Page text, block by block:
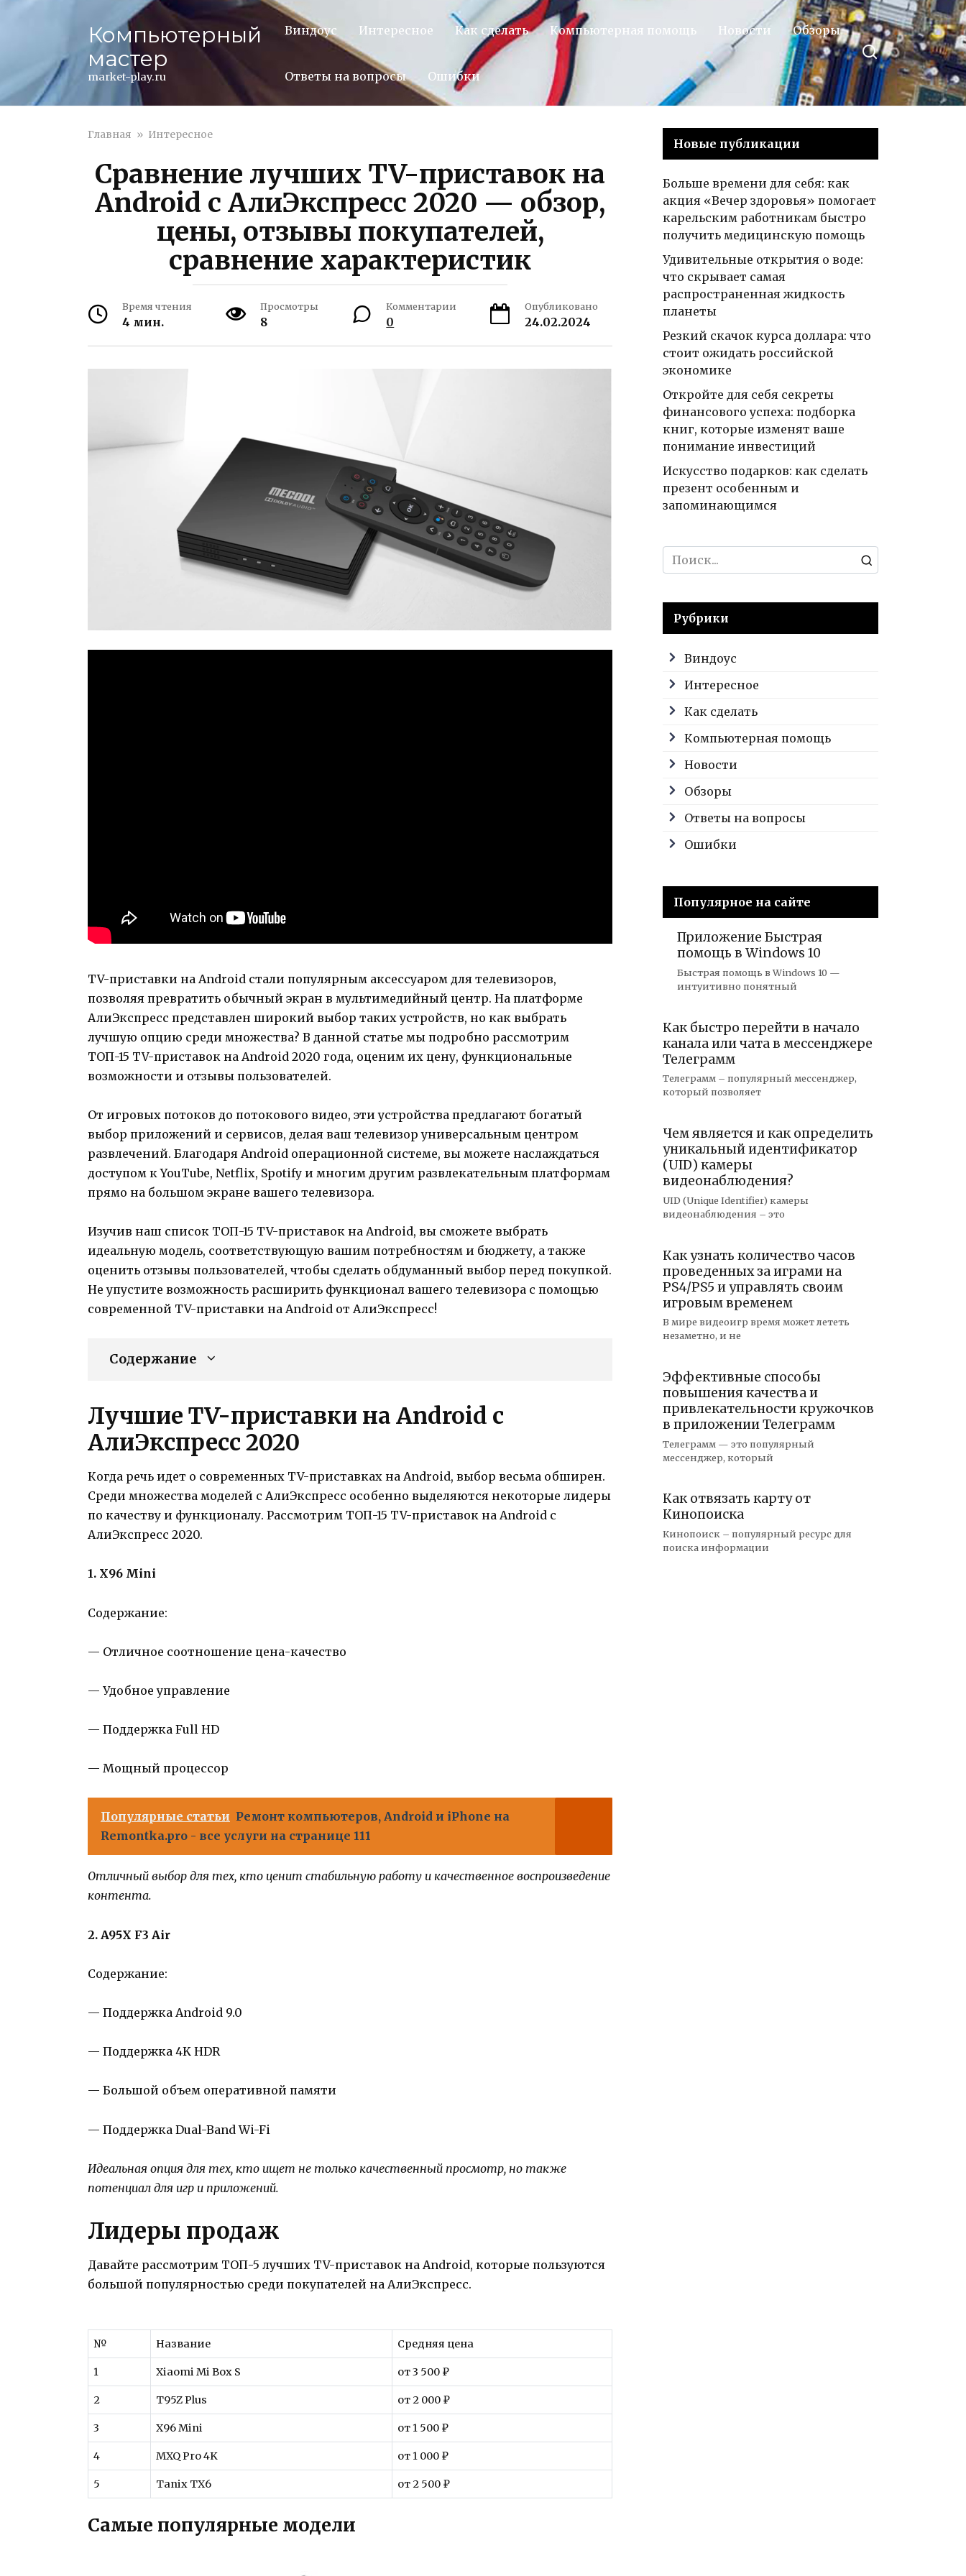
Компьютерный
мастер
market-play.ru
Виндоус Интересное Как сделать Компьютерная помощь Новости Обзоры
Ответы на вопросы Ошибки
Главная » Интересное
Сравнение лучших TV-приставок на
Android с АлиЭкспресс 2020 — обзор,
цены, отзывы покупателей,
сравнение характеристик
Время чтения
4 мин.
Просмотры
8
Комментарии
0
Опубликовано
24.02.2024
TV-приставки на Android стали популярным аксессуаром для телевизоров,
позволяя превратить обычный экран в мультимедийный центр. На платформе
АлиЭкспресс представлен широкий выбор таких устройств, но как выбрать
лучшую опцию среди множества? В данной статье мы подробно рассмотрим
ТОП-15 TV-приставок на Android 2020 года, оценим их цену, функциональные
возможности и отзывы пользователей.
От игровых потоков до потокового видео, эти устройства предлагают богатый
выбор приложений и сервисов, делая ваш телевизор универсальным центром
развлечений. Благодаря Android операционной системе, вы можете наслаждаться
доступом к YouTube, Netflix, Spotify и многим другим развлекательным платформам
прямо на большом экране вашего телевизора.
Изучив наш список ТОП-15 TV-приставок на Android, вы сможете выбрать
идеальную модель, соответствующую вашим потребностям и бюджету, а также
оценить отзывы пользователей, чтобы сделать обдуманный выбор перед покупкой.
Не упустите возможность расширить функционал вашего телевизора с помощью
современной TV-приставки на Android от АлиЭкспресс!
Содержание
Лучшие TV-приставки на Android с
АлиЭкспресс 2020
Когда речь идет о современных TV-приставках на Android, выбор весьма обширен.
Среди множества моделей с АлиЭкспресс особенно выделяются некоторые лидеры
по качеству и функционалу. Рассмотрим ТОП-15 TV-приставок на Android с
АлиЭкспресс 2020.
1. X96 Mini
Содержание:
— Отличное соотношение цена-качество
— Удобное управление
— Поддержка Full HD
— Мощный процессор
Популярные статьи Ремонт компьютеров, Android и iPhone на
Remontka.pro - все услуги на странице 111
Отличный выбор для тех, кто ценит стабильную работу и качественное воспроизведение
контента.
2. A95X F3 Air
Содержание:
— Поддержка Android 9.0
— Поддержка 4K HDR
— Большой объем оперативной памяти
— Поддержка Dual-Band Wi-Fi
Идеальная опция для тех, кто ищет не только качественный просмотр, но также
потенциал для игр и приложений.
Лидеры продаж
Давайте рассмотрим ТОП-5 лучших TV-приставок на Android, которые пользуются
большой популярностью среди покупателей на АлиЭкспресс.
№ Название Средняя цена
1 Xiaomi Mi Box S от 3 500 ₽
2 T95Z Plus от 2 000 ₽
3 X96 Mini от 1 500 ₽
4 MXQ Pro 4K от 1 000 ₽
5 Tanix TX6 от 2 500 ₽
Самые популярные модели
Новые публикации
Больше времени для себя: как
акция «Вечер здоровья» помогает
карельским работникам быстро
получить медицинскую помощь
Удивительные открытия о воде:
что скрывает самая
распространенная жидкость
планеты
Резкий скачок курса доллара: что
стоит ожидать российской
экономике
Откройте для себя секреты
финансового успеха: подборка
книг, которые изменят ваше
понимание инвестиций
Искусство подарков: как сделать
презент особенным и
запоминающимся
Search
for:
Рубрики
Виндоус
Интересное
Как сделать
Компьютерная помощь
Новости
Обзоры
Ответы на вопросы
Ошибки
Популярное на сайте
Приложение Быстрая
помощь в Windows 10
Быстрая помощь в Windows 10 —
интуитивно понятный
Как быстро перейти в начало
канала или чата в мессенджере
Телеграмм
Телеграмм – популярный мессенджер,
который позволяет
Чем является и как определить
уникальный идентификатор
(UID) камеры
видеонаблюдения?
UID (Unique Identifier) камеры
видеонаблюдения – это
Как узнать количество часов
проведенных за играми на
PS4/PS5 и управлять своим
игровым временем
В мире видеоигр время может лететь
незаметно, и не
Эффективные способы
повышения качества и
привлекательности кружочков
в приложении Телеграмм
Телеграмм — это популярный
мессенджер, который
Как отвязать карту от
Кинопоиска
Кинопоиск – популярный ресурс для
поиска информации